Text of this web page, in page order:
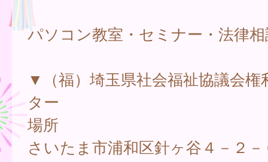
パソコン教室・セミナー・法律
▼（福）埼玉県社会福祉協議会権
ター
場所
さいたま市浦和区針ヶ谷４－２